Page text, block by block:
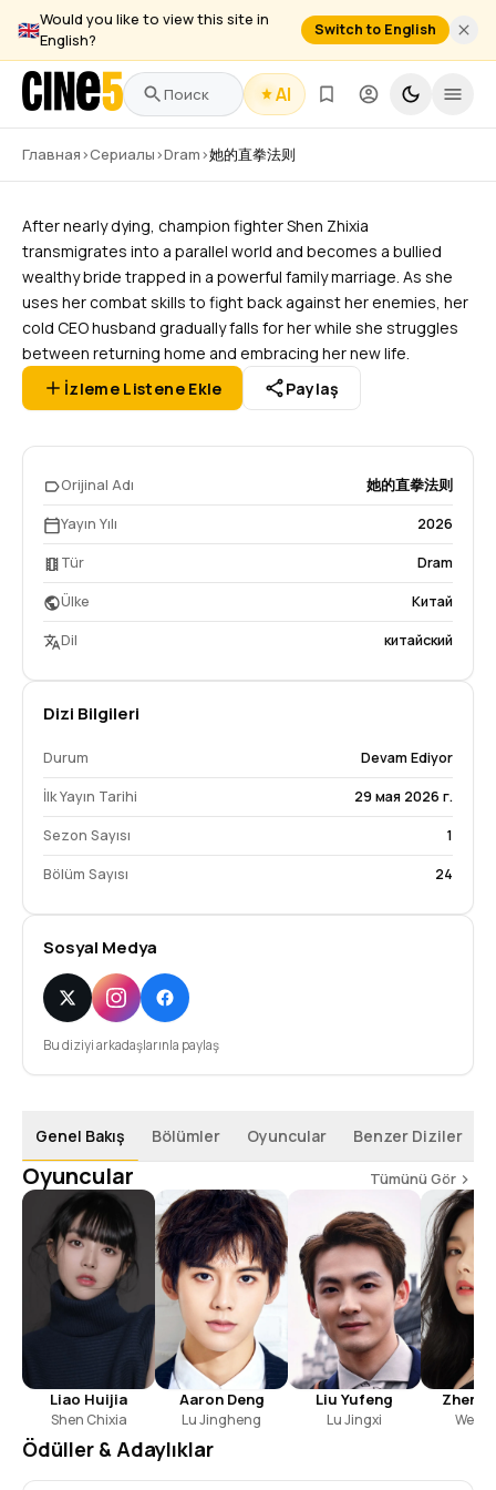
🇬🇧Would you like to view this site in
English?
Switch to English
AI
Главная›Сериалы›Dram›她的直拳法则
她的直拳法则
2026–Devam Ediyor1 Sezon24 BölümDram
After nearly dying, champion fighter Shen Zhixia
transmigrates into a parallel world and becomes a bullied
wealthy bride trapped in a powerful family marriage. As she
uses her combat skills to fight back against her enemies, her
cold CEO husband gradually falls for her while she struggles
between returning home and embracing her new life.
İzleme Listene Ekle
Paylaş
Orijinal Adı 她的直拳法则
Yayın Yılı 2026
Tür Dram
Ülke Китай
Dil китайский
Dizi Bilgileri
Durum Devam Ediyor
İlk Yayın Tarihi 29 мая 2026 г.
Sezon Sayısı 1
Bölüm Sayısı 24
Sosyal Medya
Bu diziyi arkadaşlarınla paylaş
Genel Bakış Bölümler Oyuncular Benzer Diziler
Oyuncular Tümünü Gör
Liao Huijia
Shen Chixia
Aaron Deng
Lu Jingheng
Liu Yufeng
Lu Jingxi
Zheng
Wen
Ödüller & Adaylıklar